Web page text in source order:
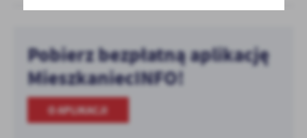
Pobierz bezpłatną aplikację
MieszkaniecINFO!
O APLIKACJI